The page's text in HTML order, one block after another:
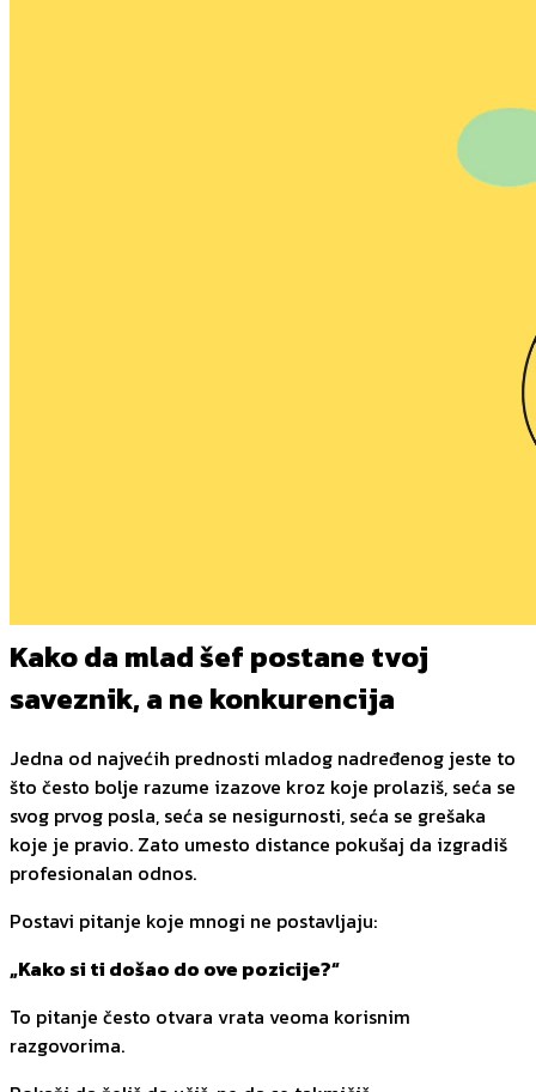
Kako da mlad šef postane tvoj
saveznik, a ne konkurencija
Jedna od najvećih prednosti mladog nadređenog jeste to
što često bolje razume izazove kroz koje prolaziš, seća se
svog prvog posla, seća se nesigurnosti, seća se grešaka
koje je pravio. Zato umesto distance pokušaj da izgradiš
profesionalan odnos.
Postavi pitanje koje mnogi ne postavljaju:
„Kako si ti došao do ove pozicije?“
To pitanje često otvara vrata veoma korisnim
razgovorima.